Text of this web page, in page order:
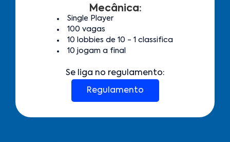
Mecânica:
Single Player
100 vagas
10 lobbies de 10 - 1 classifica
10 jogam a final
Se liga no regulamento:
Regulamento